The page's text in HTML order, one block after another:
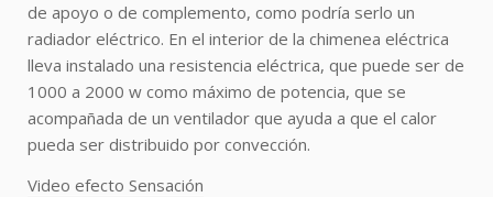
de apoyo o de complemento, como podría serlo un
radiador eléctrico. En el interior de la chimenea eléctrica
lleva instalado una resistencia eléctrica, que puede ser de
1000 a 2000 w como máximo de potencia, que se
acompañada de un ventilador que ayuda a que el calor
pueda ser distribuido por convección.
Video efecto Sensación